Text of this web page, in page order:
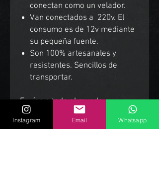
conectan como un velador.
Van conectados a 220v. El
consumo es de 12v mediante
su pequeña fuente.
Son 100% artesanales y
resistentes. Sencillos de
transportar.
Envíos a todo el mundo.
Instagram Email Whatsapp